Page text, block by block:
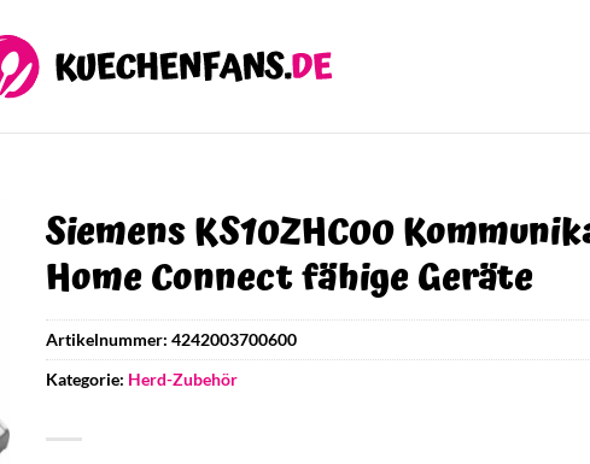
Siemens KS10ZHC00
Home Connect fähige Geräte
Artikelnummer: 4242003700600
Kategorie: Herd-Zubehör